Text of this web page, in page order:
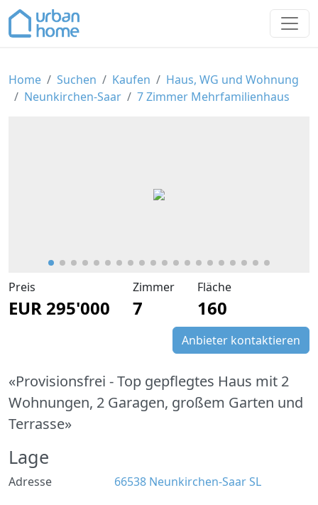
Home Suchen Kaufen
Haus, WG und Wohnung
Neunkirchen-Saar
7 Zimmer Mehrfamilienhaus
Preis
EUR 295'000
Zimmer
7
Fläche
160
Anbieter kontaktieren
«Provisionsfrei - Top gepflegtes Haus mit 2
Wohnungen, 2 Garagen, großem Garten und
Terrasse»
Lage
Adresse 66538 Neunkirchen-Saar SL